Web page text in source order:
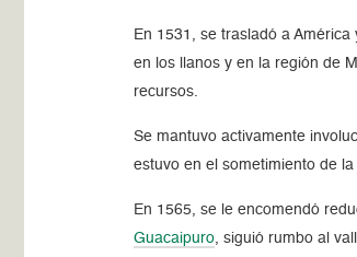
En 1531, se trasladó a
en los llanos y en la región de
recursos.
Se mantuvo activamente
estuvo en el sometimiento de
En 1565, se le encomendó
Guacaipuro , siguió rumbo al